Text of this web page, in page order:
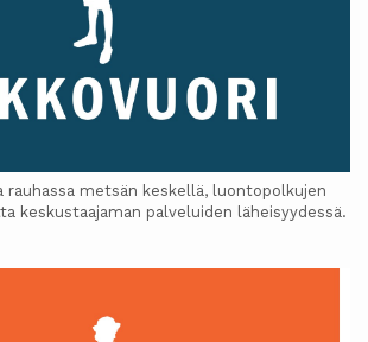
rauhassa metsän keskellä, luontopolkujen
keskustaajaman palveluiden läheisyydessä.